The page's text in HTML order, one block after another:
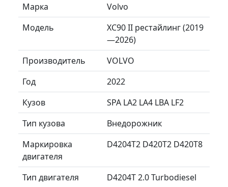
Марка
Volvo
Модель
XC90 II рестайлинг (2019
—2026)
Производитель
VOLVO
Год
2022
Кузов
SPA LA2 LA4 LBA LF2
Тип кузова
Внедорожник
Маркировка
двигателя
D4204T2 D420T2 D420T8
Тип двигателя
D4204T 2.0 Turbodiesel